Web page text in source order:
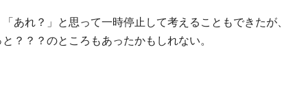
あれ？」と思って一時停止して考えることもできたが、
？？？のところもあったかもしれない。